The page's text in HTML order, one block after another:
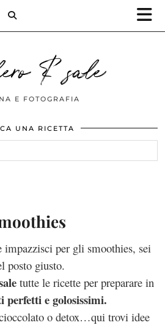
& sale
E FOTOGRAFIA
UNA RICETTA
impazzisci per gli smoothies, sei
posto giusto.
tutte le ricette per preparare in
perfetti e golosissimi.
o detox…qui trovi idee